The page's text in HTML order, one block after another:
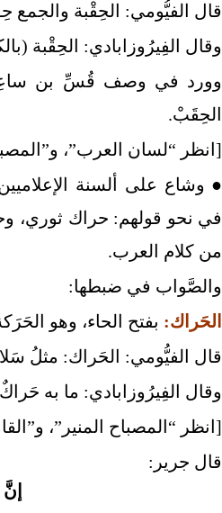
قال الفيُّومي: الحِقْبة
وقال الفِيرُوزابادي: الحِقْبة
وورد في وصف قُسِّ بن
الحِقَبْ.
[انظر “لسان العرب”،
● وشاع على ألسنة
في نحو قولهم: حراك ثوري،
من كلام العرب.
والصَّواب في ضبطها:
الحَراك: بفتح الحاء، وهو
قال الفيُّومي: الحَراك: مثلُ
وقال الفِيرُوزابادي: ما به
[انظر “المصباح المنير”،
قال جرير: